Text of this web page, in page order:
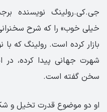
جی.کی.رولینگ نویسنده
خیلی خوب» را که شرح سخنرانی
بازار کرده است. رولینگ که
شهرت جهانی پیدا کرده، در
سخن گفته است.
او دو موضوع قدرت تخیل و